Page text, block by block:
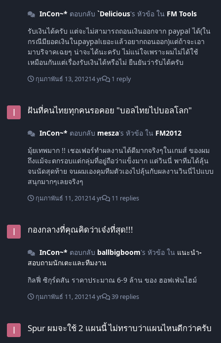
InCon~* ตอบกลับ `Delicious's หัวข้อ ใน FM Tools
รับเงินได้ครับ แต่จะไม่สามารถถอนเงินออกจาก paypal ได้(ใน
กรณีมียอดเงินในpaypalเยอะแล้วอยากถอนออก)แต่ถ้าจะเอา
มาบริจาคเฉยๆ น่าจะได้นะครับ ไม่แน่ใจเพราะผมไม่ได้ใช้
เหมือนกันแต่เรื่องรับเงินได้หรือไม่ ยืนยันว่ารับได้ครับ
กุมภาพันธ์ 13, 201214 yr 1 reply
ฝันที่คนไทยทุกคนรอคอย "บอลไทยไปบอลโลก"
InCon~* ตอบกลับ mesza's หัวข้อ ใน FM2012
มุ้ยเทพมาก !! เชอเฟอร์ทำผลงานได้ดีมากจริงๆในเกมส์ ของผม
ถึงแม้จะตกรอบแต่กลุ่มที่อยู่ถือว่าแข็งมาก แต่วินนี่ พาทีมได้ลุ้น
จนนัดสุดท้าย จนผมเองคุมทีมตัวเองไปลุ้นกับผลงานวินนี่ไปแบบ
สนุกมากๆเลยจริงๆ
กุมภาพันธ์ 11, 201214 yr 11 replies
กองกลางที่คุณคิดว่าเจ๋งที่สุด!!!
InCon~* ตอบกลับ ballbigboom's หัวข้อ ใน แนะนำ-
สอบถามนักเตะและทีมงาน
กิลฟี่ ซิกุร์ดสัน ราคาประมาณ 6-9 ล้าน ของ ฮอฟเฟ่นไฮม์
กุมภาพันธ์ 11, 201214 yr 39 replies
Spur ผมจะใช้ 2 แผนนี้ ไม่ทราบว่าแผนไหนดีกว่าครับ